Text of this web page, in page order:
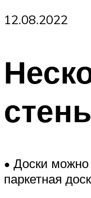
12.08.2022
• Доски
паркетная